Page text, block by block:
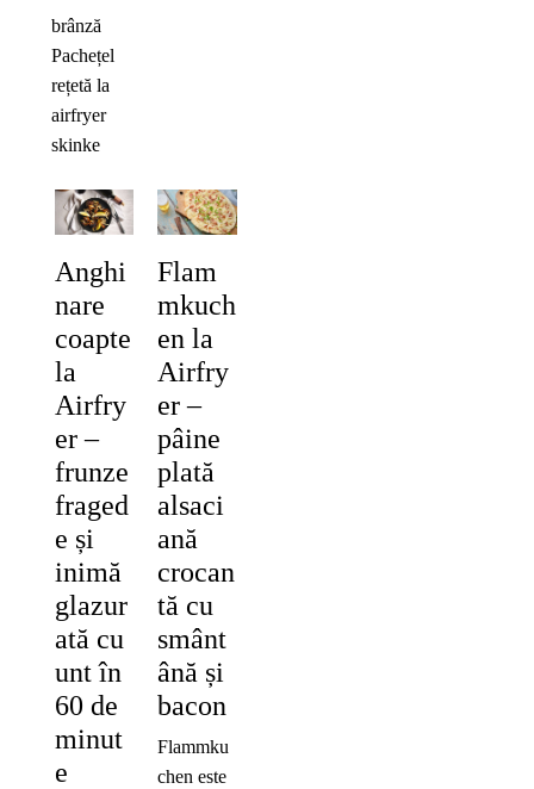
brânză
Pachețel
rețetă la
airfryer
skinke
Anghi
nare
coapte
la
Airfry
er –
frunze
fraged
e și
inimă
glazur
ată cu
unt în
60 de
minut
e
Flam
mkuch
en la
Airfry
er –
pâine
plată
alsaci
ană
crocan
tă cu
smânt
ână și
bacon
Flammku
chen este